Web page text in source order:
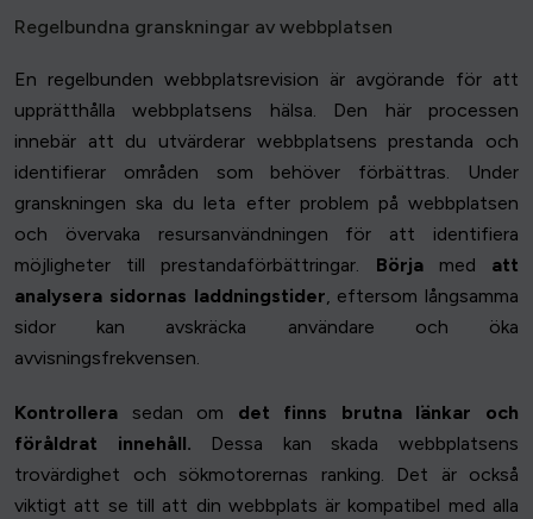
Regelbundna granskningar av webbplatsen
En regelbunden webbplatsrevision är avgörande för att
upprätthålla webbplatsens hälsa. Den här processen
innebär att du utvärderar webbplatsens prestanda och
identifierar områden som behöver förbättras. Under
granskningen ska du leta efter problem på webbplatsen
och övervaka resursanvändningen för att identifiera
möjligheter till prestandaförbättringar. Börjamed att
analysera sidornas laddningstider, eftersom långsamma
sidor kan avskräcka användare och öka
avvisningsfrekvensen.
Kontrollera sedan om det finns brutna länkar och
föråldrat innehåll. Dessa kan skada webbplatsens
trovärdighet och sökmotorernas ranking. Det är också
viktigt att se till att din webbplats är kompatibel med alla